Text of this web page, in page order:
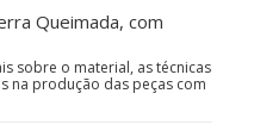
Queimada, com
sobre o material, as técnicas
na produção das peças com